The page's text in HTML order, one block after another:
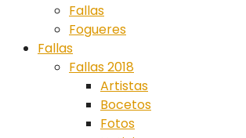
Fallas
Fogueres
Fallas
Fallas 2018
Artistas
Bocetos
Fotos